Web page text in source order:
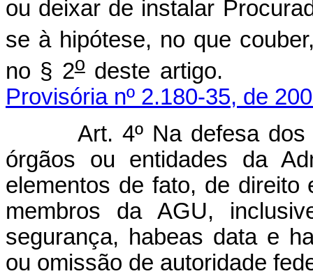
ou deixar de instalar
se à hipótese, no que
no § 2odeste
Provisória nº 2.180-35, de
Art. 4º Na defesa
órgãos ou entidades da
elementos de fato, de
membros da AGU,
segurança, habeas data e
ou omissão de autoridade